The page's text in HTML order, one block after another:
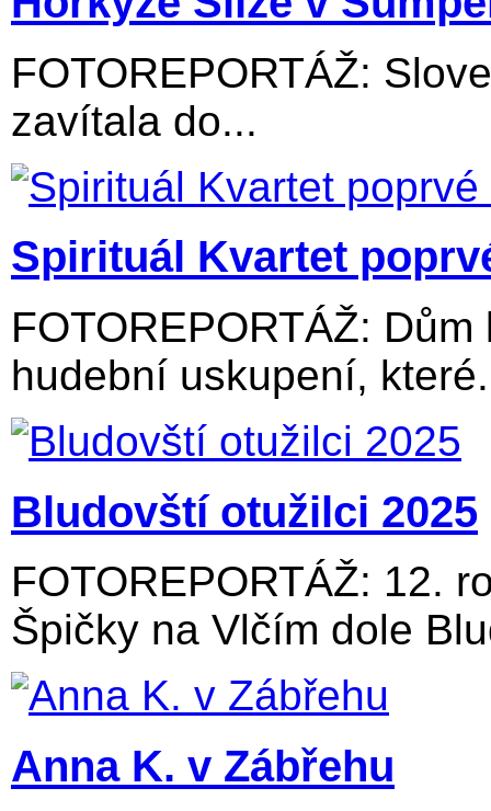
FOTOREPORTÁŽ:
zavítala do...
Spirituál Kvartet
FOTOREPORTÁŽ:
hudební uskupení,
Bludovští otužilci 2025
FOTOREPORTÁŽ: 12.
Špičky na Vlčím dole
Anna K. v Zábřehu